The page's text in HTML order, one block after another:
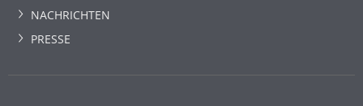
NACHRICHTEN
PRESSE